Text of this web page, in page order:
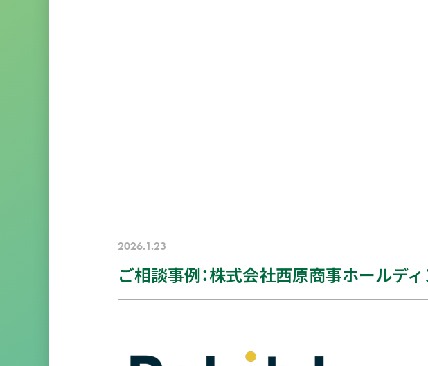
2026.1.23
ご相談事例：株式会社西原商事ホールデ